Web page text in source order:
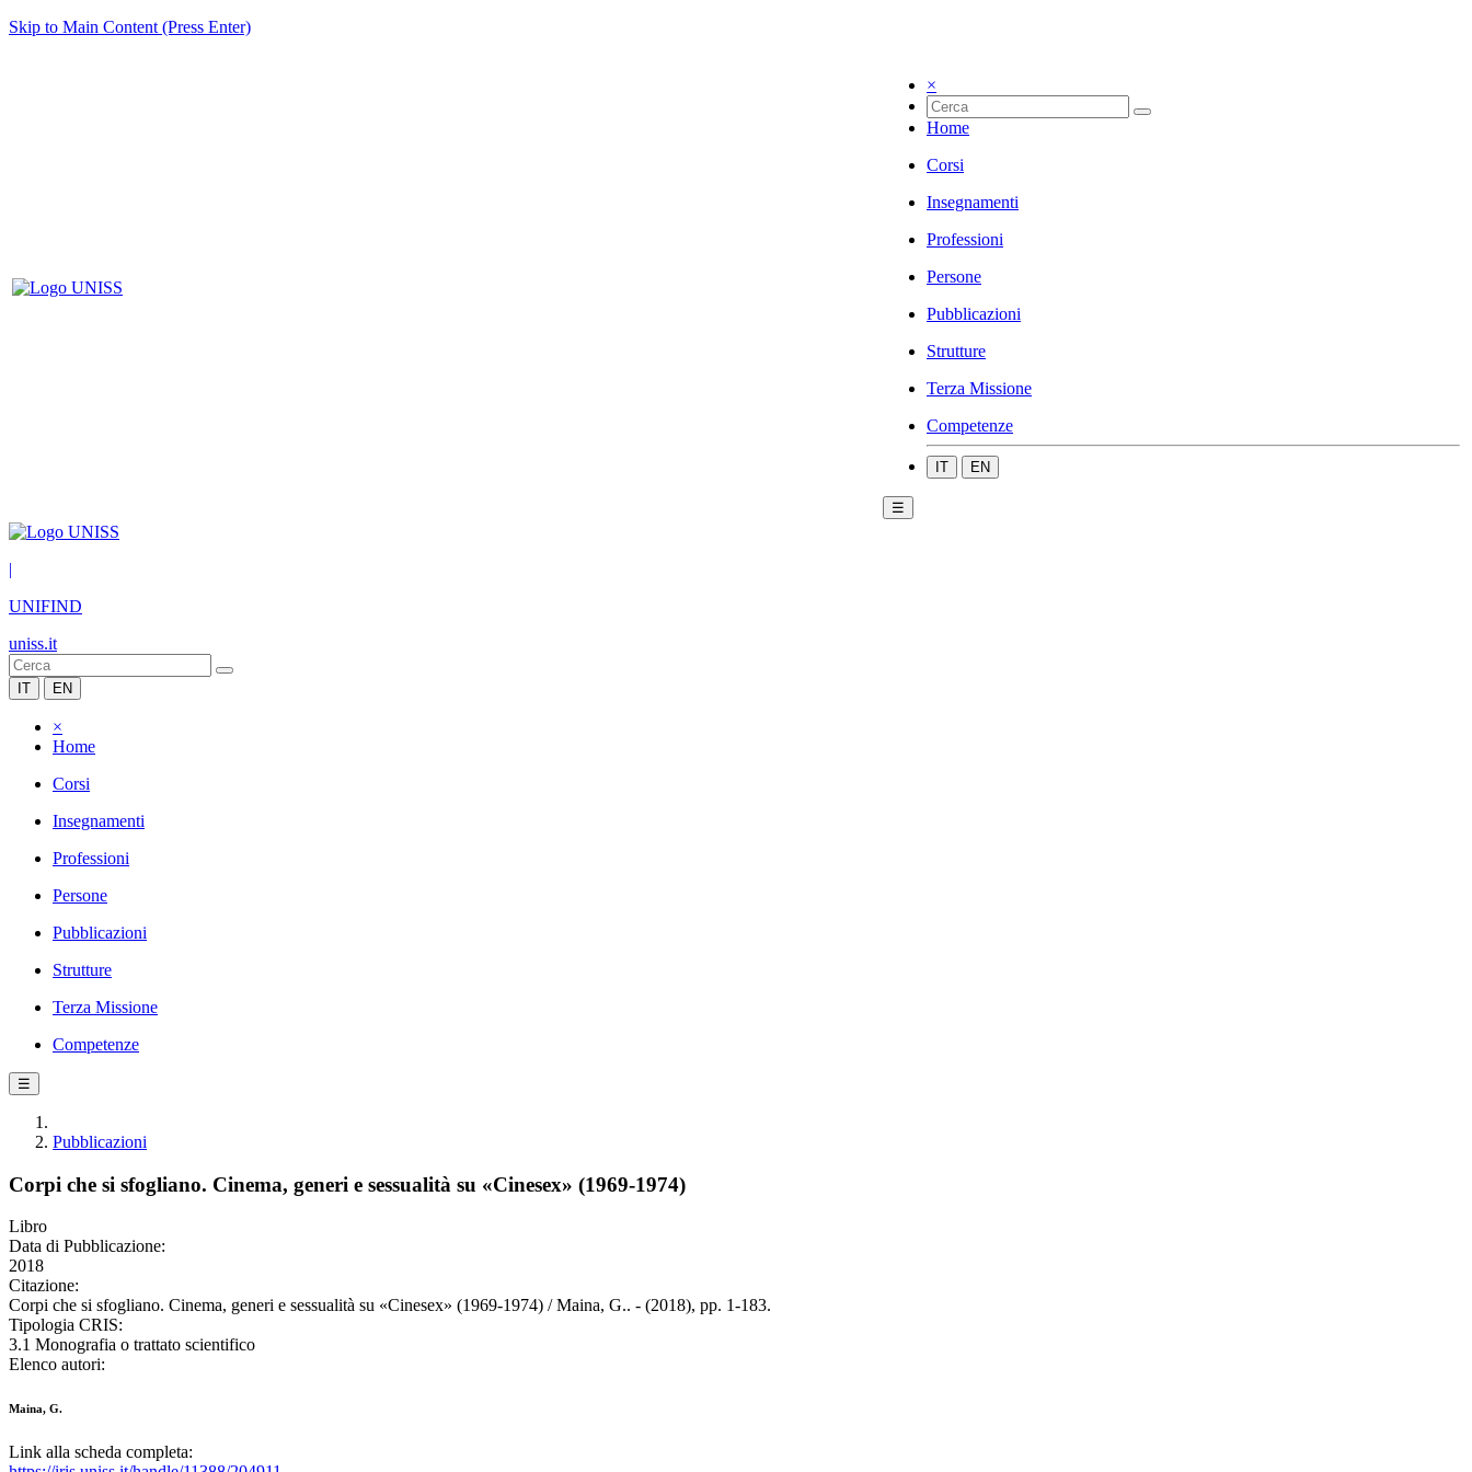
Skip to Main Content (Press Enter)
×
Home
Corsi
Insegnamenti
Professioni
Persone
Pubblicazioni
Strutture
Terza Missione
Competenze
IT EN
☰
|
UNIFIND
uniss.it
IT EN
×
Home
Corsi
Insegnamenti
Professioni
Persone
Pubblicazioni
Strutture
Terza Missione
Competenze
☰
Pubblicazioni
Corpi che si sfogliano. Cinema, generi e sessualità su «Cinesex» (1969-1974)
Libro
Data di Pubblicazione:
2018
Citazione:
Corpi che si sfogliano. Cinema, generi e sessualità su «Cinesex» (1969-1974) / Maina, G.. - (2018), pp. 1-183.
Tipologia CRIS:
3.1 Monografia o trattato scientifico
Elenco autori:
Maina, G.
Link alla scheda completa: